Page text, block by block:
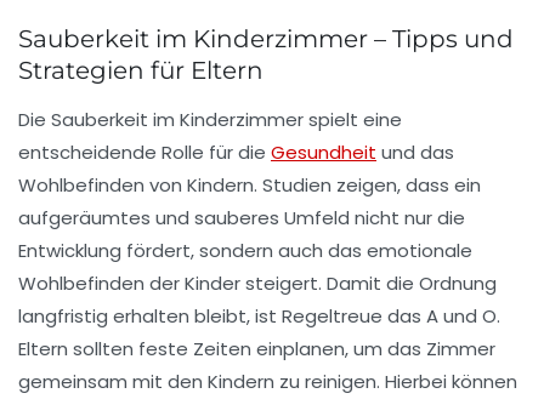
Sauberkeit im Kinderzimmer – Tipps und
Strategien für Eltern
Die Sauberkeit im Kinderzimmerspielt eine
entscheidende Rolle für die Gesundheit und das
Wohlbefinden von Kindern. Studien zeigen, dass ein
aufgeräumtes und sauberes Umfeld nicht nur die
Entwicklung fördert, sondern auch das emotionale
Wohlbefinden der Kinder steigert. Damit die Ordnung
langfristig erhalten bleibt, ist Regeltreue das A und O.
Eltern sollten feste Zeiten einplanen, um das Zimmer
gemeinsam mit den Kindern zu reinigen. Hierbei können